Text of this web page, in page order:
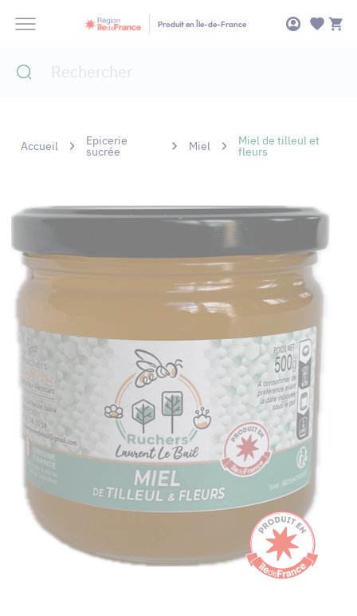
Produit en Île-de-France
Accueil Epicerie
sucrée Miel Miel de tilleul et
fleurs